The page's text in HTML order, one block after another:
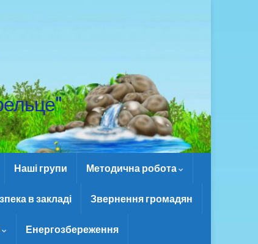
Наші групи Методична робота
в закладі Звернення громадян
Енергозбереження